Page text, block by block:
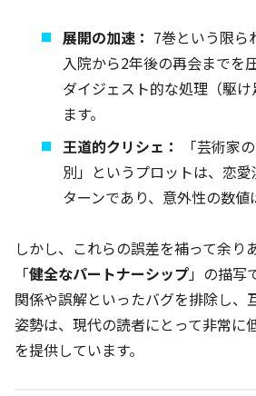
展開の加速： 7巻という限ら
入院から2年後の再会までを
ダイジェスト的な処理（駆
ます。
王道的クリシェ：
「芸術家
別」というプロットは、恋
ターンであり、意外性の数値
しかし、これらの誤差を補って余り
「健全なパートナーシップ」の描写
関係や誤解といったバグを排除し、
姿勢は、現代の読者にとって非常に
を提供しています。